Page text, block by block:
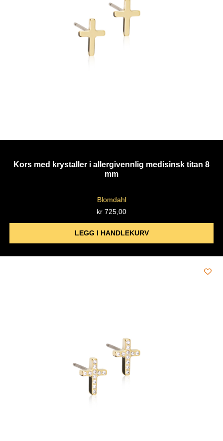
Kors med krystaller i allergivennlig medisinsk titan 8
mm
Blomdahl
kr 725,00
LEGG I HANDLEKURV